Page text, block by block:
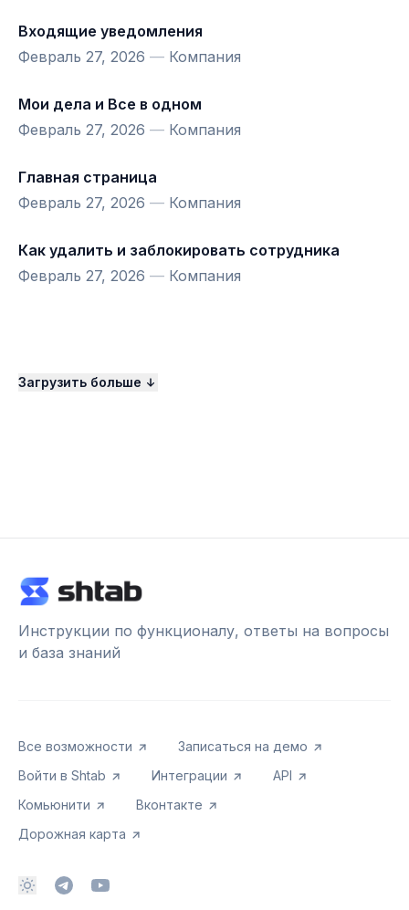
Входящие уведомления
Февраль 27, 2026 — Компания
Мои дела и Все в одном
Февраль 27, 2026 — Компания
Главная страница
Февраль 27, 2026 — Компания
Как удалить и заблокировать сотрудника
Февраль 27, 2026 — Компания
Загрузить больше
Инструкции по функционалу, ответы на вопросы
и база знаний
Все возможности
Записаться на демо
Войти в Shtab
Интеграции
API
Комьюнити
Вконтакте
Дорожная карта